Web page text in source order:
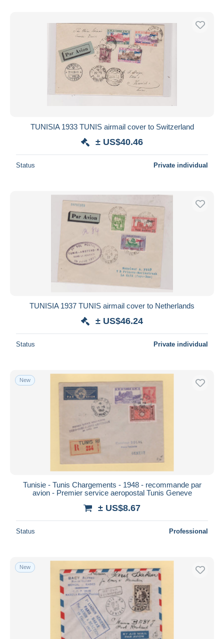
TUNISIA 1933 TUNIS airmail cover to Switzerland
± US$40.46
Status Private individual
TUNISIA 1937 TUNIS airmail cover to Netherlands
± US$46.24
Status Private individual
New
Tunisie - Tunis Chargements - 1948 - recommande par
avion - Premier service aeropostal Tunis Geneve
± US$8.67
Status Professional
New